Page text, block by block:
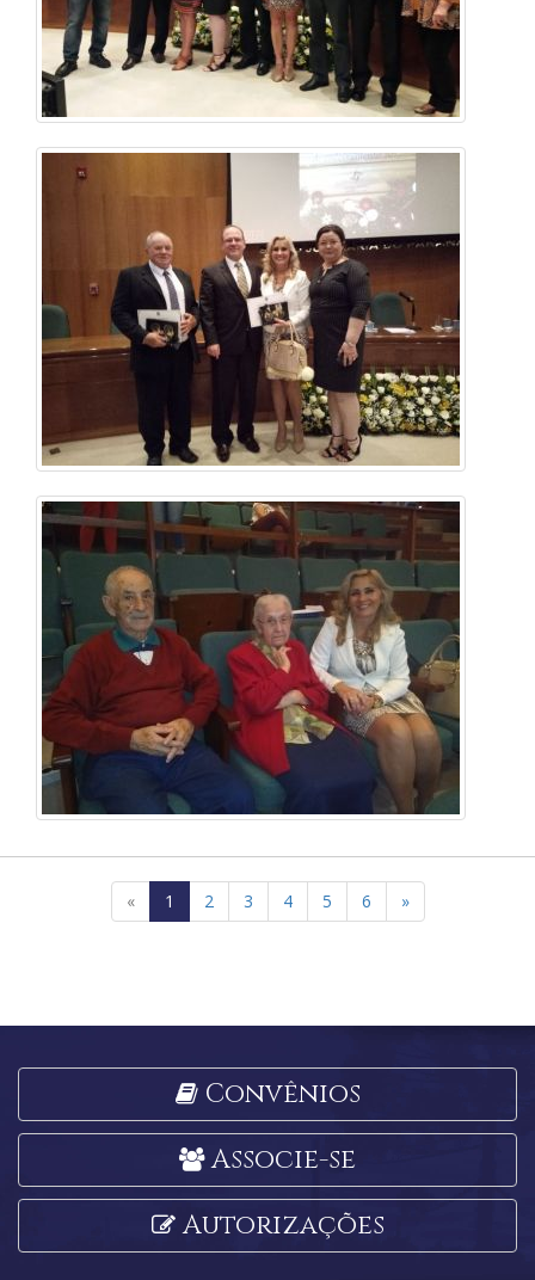
« 1 2 3 4 5 6 »
Convênios
Associe-se
Autorizações